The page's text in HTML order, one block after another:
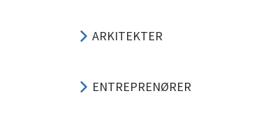
ARKITEKTER
ENTREPRENØRER